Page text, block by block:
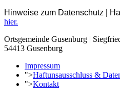
Hinweise zum Datenschutz |
hier.
Ortsgemeinde Gusenburg |
54413 Gusenburg
Impressum
">Haftunsausschluss &
">Kontakt